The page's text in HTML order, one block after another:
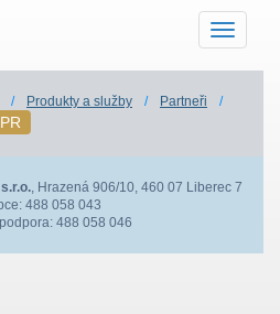
Nabídka
/ Produkty a služby / Partneři
/
, Hrazená 906/10, 460 07 Liberec 7
488 058 043
488 058 046